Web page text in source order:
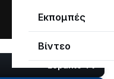
Εκπομπές
Βίντεο